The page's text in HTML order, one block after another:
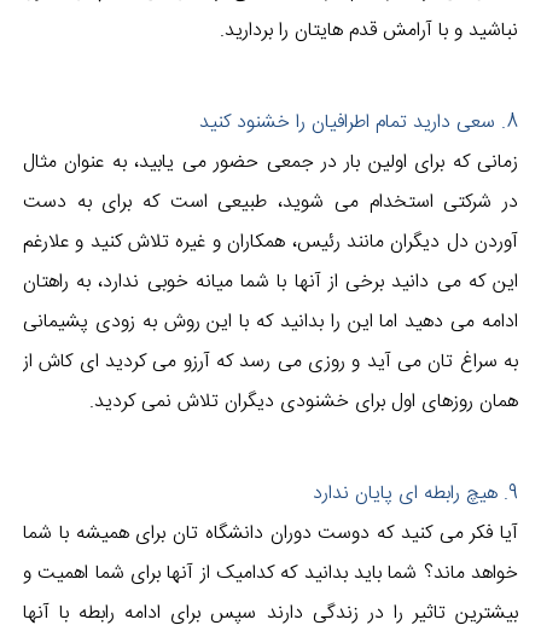
نباشید و با آرامش قدم هایتان را بردارید.
8. سعی دارید تمام اطرافیان را خشنود کنید
زمانی که برای اولین بار در جمعی حضور می یابید، به عنوان مثال
در شرکتی استخدام می شوید، طبیعی است که برای به دست
آوردن دل دیگران مانند رئیس، همکاران و غیره تلاش کنید و علارغم
این که می دانید برخی از آنها با شما میانه خوبی ندارد، به راهتان
ادامه می دهید اما این را بدانید که با این روش به زودی پشیمانی
به سراغ تان می آید و روزی می رسد که آرزو می کردید ای کاش از
همان روزهای اول برای خشنودی دیگران تلاش نمی کردید.
9. هیچ رابطه ای پایان ندارد
آیا فکر می کنید که دوست دوران دانشگاه تان برای همیشه با شما
خواهد ماند؟ شما باید بدانید که کدامیک از آنها برای شما اهمیت و
بیشترین تاثیر را در زندگی دارند سپس برای ادامه رابطه با آنها